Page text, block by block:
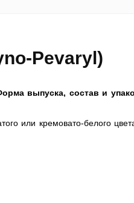
Pevaryl)
выпуска, состав и
или кремовато-белого